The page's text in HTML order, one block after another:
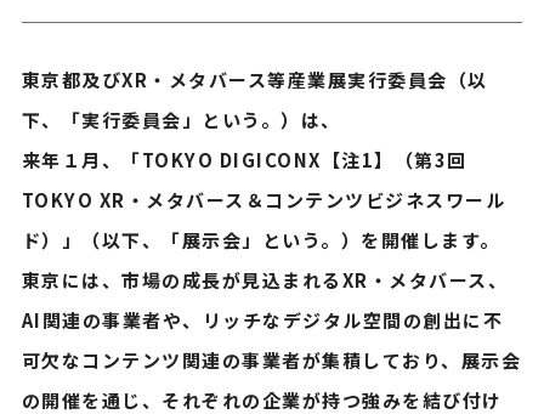
東京都及びXR・メタバース等産業展実行委員会（以
下、「実行委員会」という。）は、
来年１月、「TOKYO DIGICONX【注1】（第3回
TOKYO XR・メタバース＆コンテンツビジネスワール
ド）」（以下、「展示会」という。）を開催します。
東京には、市場の成長が見込まれるXR・メタバース、
AI関連の事業者や、リッチなデジタル空間の創出に不
可欠なコンテンツ関連の事業者が集積しており、展示会
の開催を通じ、それぞれの企業が持つ強みを結び付け